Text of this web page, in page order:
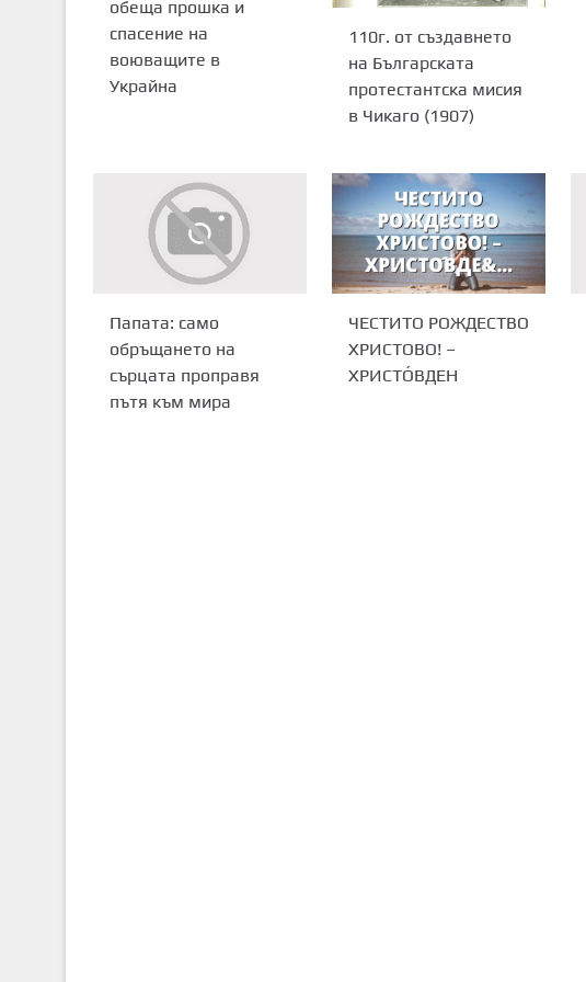
обеща прошка и
спасение на
воюващите в
Украйна
110г. от създавнето
на Българската
протестантска мисия
в Чикаго (1907)
Папата: само
обръщането на
сърцата проправя
пътя към мира
ЧЕСТИТО РОЖДЕСТВО
ХРИСТОВО! –
ХРИСТО́ВДЕН